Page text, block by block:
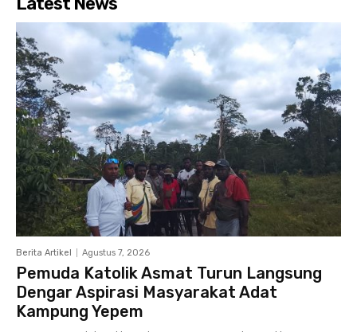
Berita Artikel Agustus 7, 2026
Pemuda Katolik Asmat Turun Langsung
Dengar Aspirasi Masyarakat Adat
Kampung Yepem